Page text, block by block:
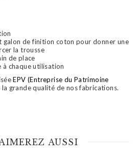
galon de finition coton pour donner une
la trousse
de place
à chaque utilisation
EPV (Entreprise du Patrimoine
grande qualité de nos fabrications.
AUSSI